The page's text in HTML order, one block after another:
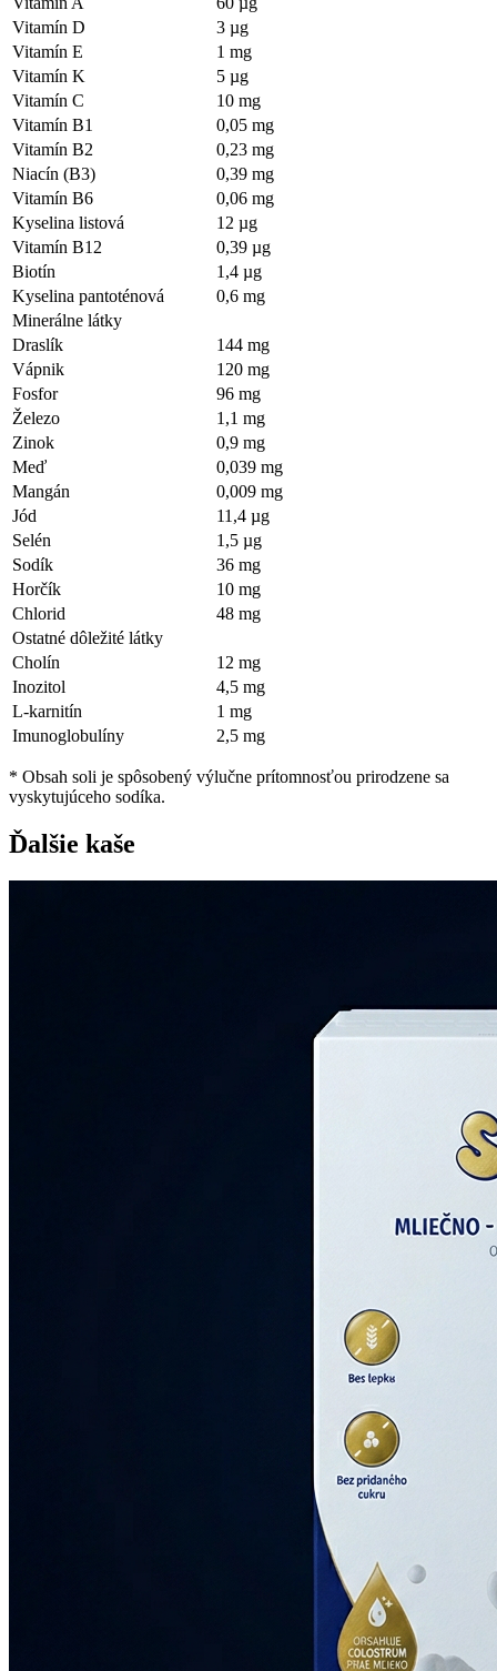
Vitamín D
3 µg
Vitamín E
1 mg
Vitamín K
5 µg
Vitamín C
10 mg
Vitamín B1
0,05 mg
Vitamín B2
0,23 mg
Niacín (B3)
0,39 mg
Vitamín B6
0,06 mg
Kyselina listová
12 µg
Vitamín B12
0,39 µg
Biotín
1,4 µg
Kyselina pantoténová
0,6 mg
Minerálne látky
Draslík
144 mg
Vápnik
120 mg
Fosfor
96 mg
Železo
1,1 mg
Zinok
0,9 mg
Meď
0,039 mg
Mangán
0,009 mg
Jód
11,4 µg
Selén
1,5 µg
Sodík
36 mg
Horčík
10 mg
Chlorid
48 mg
Ostatné dôležité látky
Cholín
12 mg
Inozitol
4,5 mg
L-karnitín
1 mg
Imunoglobulíny
2,5 mg
* Obsah soli je spôsobený výlučne prítomnosťou prirodzene sa
vyskytujúceho sodíka.
Ďalšie kaše